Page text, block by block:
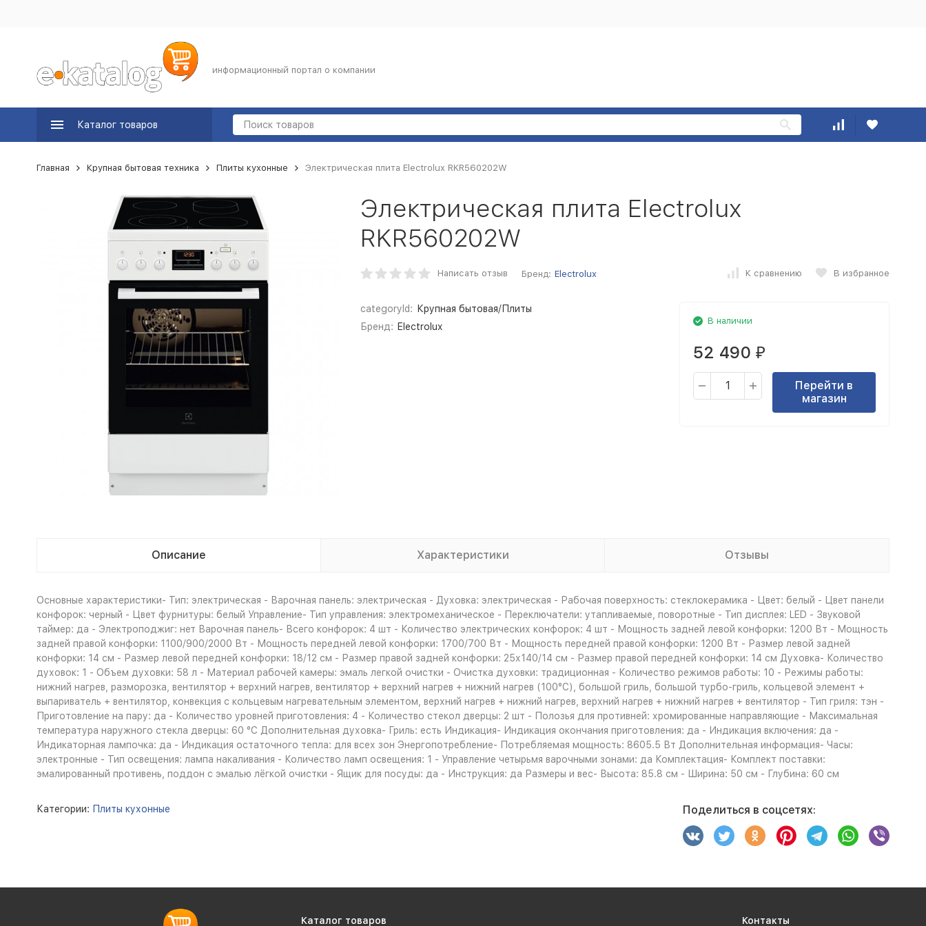
информационный портал о компании
Каталог товаров
Главная Крупная бытовая техника Плиты кухонные Электрическая плита Electrolux RKR560202W
Электрическая плита Electrolux
RKR560202W
Написать отзыв Бренд: Electrolux К сравнению В избранное
categoryId:
Крупная бытовая/Плиты
Бренд: Electrolux
В наличии
52 490 ₽
Перейти в
магазин
Описание Характеристики Отзывы
Основные характеристики- Тип: электрическая - Варочная панель: электрическая - Духовка: электрическая - Рабочая поверхность: стеклокерамика - Цвет: белый - Цвет панели
конфорок: черный - Цвет фурнитуры: белый Управление- Тип управления: электромеханическое - Переключатели: утапливаемые, поворотные - Тип дисплея: LED - Звуковой
таймер: да - Электроподжиг: нет Варочная панель- Всего конфорок: 4 шт - Количество электрических конфорок: 4 шт - Мощность задней левой конфорки: 1200 Вт - Мощность
задней правой конфорки: 1100/900/2000 Вт - Мощность передней левой конфорки: 1700/700 Вт - Мощность передней правой конфорки: 1200 Вт - Размер левой задней
конфорки: 14 см - Размер левой передней конфорки: 18/12 см - Размер правой задней конфорки: 25х140/14 см - Размер правой передней конфорки: 14 см Духовка- Количество
духовок: 1 - Объем духовки: 58 л - Материал рабочей камеры: эмаль легкой очистки - Очистка духовки: традиционная - Количество режимов работы: 10 - Режимы работы:
нижний нагрев, разморозка, вентилятор + верхний нагрев, вентилятор + верхний нагрев + нижний нагрев (100°C), большой гриль, большой турбо-гриль, кольцевой элемент +
выпариватель + вентилятор, конвекция с кольцевым нагревательным элементом, верхний нагрев + нижний нагрев, верхний нагрев + нижний нагрев + вентилятор - Тип гриля: тэн -
Приготовление на пару: да - Количество уровней приготовления: 4 - Количество стекол дверцы: 2 шт - Полозья для противней: хромированные направляющие - Максимальная
температура наружного стекла дверцы: 60 °C Дополнительная духовка- Гриль: есть Индикация- Индикация окончания приготовления: да - Индикация включения: да -
Индикаторная лампочка: да - Индикация остаточного тепла: для всех зон Энергопотребление- Потребляемая мощность: 8605.5 Вт Дополнительная информация- Часы:
электронные - Тип освещения: лампа накаливания - Количество ламп освещения: 1 - Управление четырьмя варочными зонами: да Комплектация- Комплект поставки:
эмалированный противень, поддон с эмалью лёгкой очистки - Ящик для посуды: да - Инструкция: да Размеры и вес- Высота: 85.8 см - Ширина: 50 см - Глубина: 60 см
Категории: Плиты кухонные Поделиться в соцсетях:
Каталог товаров Контакты